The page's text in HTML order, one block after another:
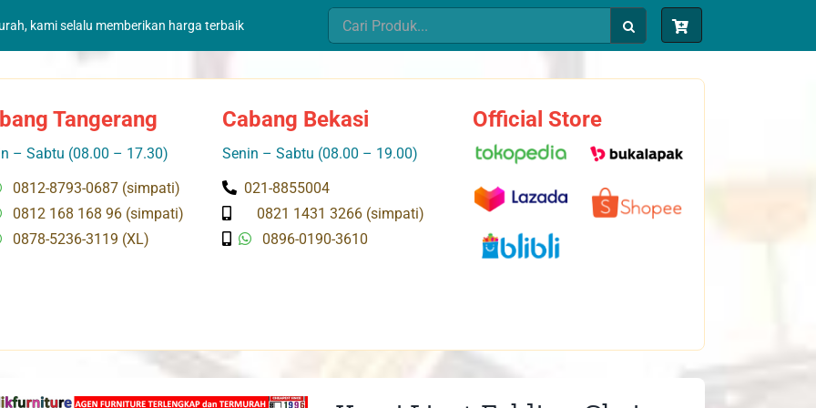
kami selalu memberikan harga terbaik
Search
for:
Tangerang
– Sabtu (08.00 – 17.30)
0812-8793-0687 (simpati)
0812 168 168 96 (simpati)
0878-5236-3119 (XL)
Cabang Bekasi
Senin – Sabtu (08.00 – 19.00)
021-8855004
0821 1431 3266 (simpati)
0896-0190-3610
Official Store